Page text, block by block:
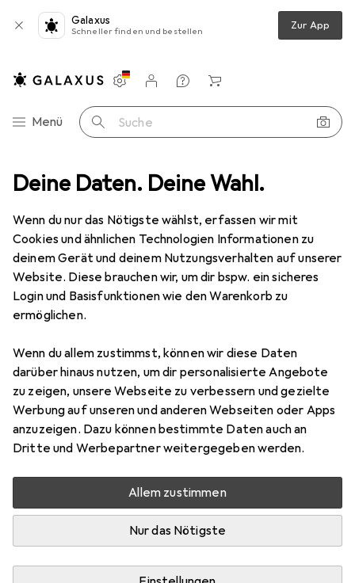
Deine Daten. Deine Wahl.
Wenn du nur das Nötigste wählst, erfassen wir mit
Cookies und ähnlichen Technologien Informationen zu
deinem Gerät und deinem Nutzungsverhalten auf unserer
Website. Diese brauchen wir, um dir bspw. ein sicheres
Login und Basisfunktionen wie den Warenkorb zu
ermöglichen.
Wenn du allem zustimmst, können wir diese Daten
darüber hinaus nutzen, um dir personalisierte Angebote
zu zeigen, unsere Webseite zu verbessern und gezielte
Werbung auf unseren und anderen Webseiten oder Apps
anzuzeigen. Dazu können bestimmte Daten auch an
Dritte und Werbepartner weitergegeben werden.
Allem zustimmen
Nur das Nötigste
Galaxus
Schneller finden und bestellen Zur App
Navigation nach Kategorien
Menü Suche
Einstellungen
Kundenkonto
Vergleichslisten
Merklisten
Warenkorb
Tiervertreiber Colibri Mäuse- und Rattenfrei Mobil
13 Bilder
Colibri Mäuse- und Rattenfrei Mobil
EUR
32,99
EUR
0,28
Angebot für
Bewertungen Marke
Zwischen Di, 11.8. und Do, 13.8. geliefert
Mehr als 10 Stück an Lager beim Drittanbieter
Lieferort angeben für genaue Lieferzeit